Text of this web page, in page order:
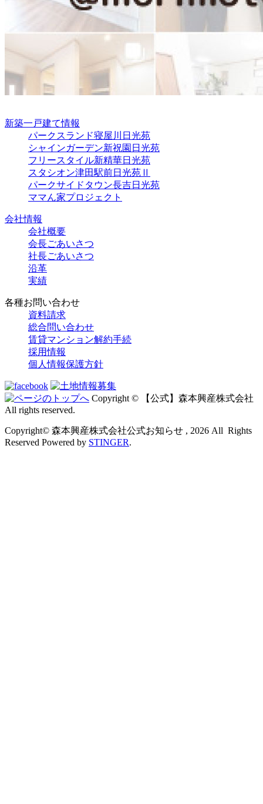
新築一戸建て情報
パークスランド寝屋川日光苑
シャインガーデン新祝園日光苑
フリースタイル新精華日光苑
スタシオン津田駅前日光苑Ⅱ
パークサイドタウン長吉日光苑
ママん家プロジェクト
会社情報
会社概要
会長ごあいさつ
社長ごあいさつ
沿革
実績
各種お問い合わせ
資料請求
総合問い合わせ
賃貸マンション解約手続
採用情報
個人情報保護方針
Copyright © 【公式】森本興産株式会社
All rights reserved.
Copyright© 森本興産株式会社公式お知らせ , 2026 All Rights
Reserved Powered by STINGER.